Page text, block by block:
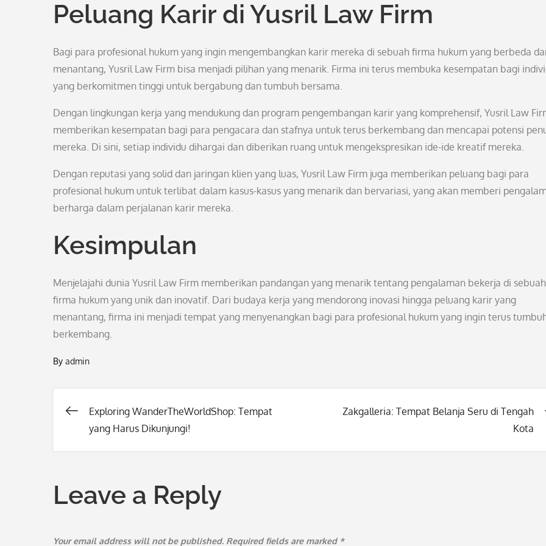
Peluang Karir di Yusril Law Firm
Bagi para profesional hukum yang ingin mengembangkan karir mereka di sebuah firma hukum yang berbeda
menantang, Yusril Law Firm bisa menjadi pilihan yang menarik. Firma ini terus membuka kesempatan bagi
yang berkomitmen tinggi untuk bergabung dan tumbuh bersama.
Dengan lingkungan kerja yang mendukung dan program pengembangan karir yang komprehensif, Yusril Law
memberikan kesempatan bagi para pengacara dan stafnya untuk terus berkembang dan mencapai potensi
mereka. Di sini, setiap individu dihargai dan diberikan ruang untuk mengekspresikan ide-ide kreatif mereka.
Dengan reputasi yang solid dan jaringan klien yang luas, Yusril Law Firm juga memberikan peluang bagi para
profesional hukum untuk terlibat dalam kasus-kasus yang menarik dan bervariasi, yang akan memberi
berharga dalam perjalanan karir mereka.
Kesimpulan
Menjelajahi dunia Yusril Law Firm memberikan pandangan yang menarik tentang pengalaman bekerja di sebuah
firma hukum yang unik dan inovatif. Dari budaya kerja yang mendorong inovasi hingga peluang karir yang
menantang, firma ini menjadi tempat yang menyenangkan bagi para profesional hukum yang ingin terus
berkembang.
By admin
Post
Exploring WanderTheWorldShop: Tempat
yang Harus Dikunjungi!
Zakgalleria: Tempat Belanja Seru di Tengah
Kota
Leave a Reply
Your email address will not be published. Required fields are marked *